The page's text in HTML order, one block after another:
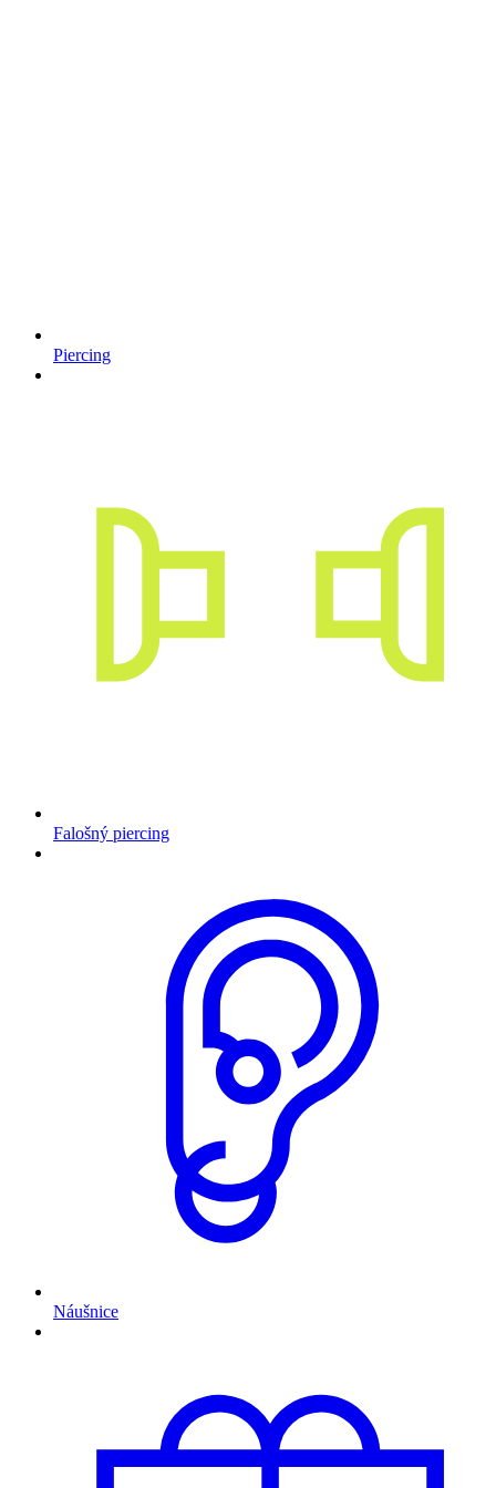
Piercing
Falošný piercing
Náušnice